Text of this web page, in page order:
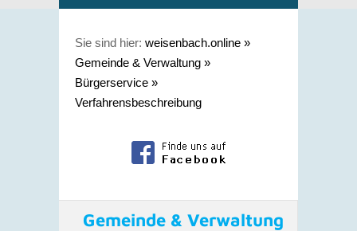
Sie sind hier: weisenbach.online »
Gemeinde & Verwaltung »
Bürgerservice »
Verfahrensbeschreibung
Gemeinde & Verwaltung